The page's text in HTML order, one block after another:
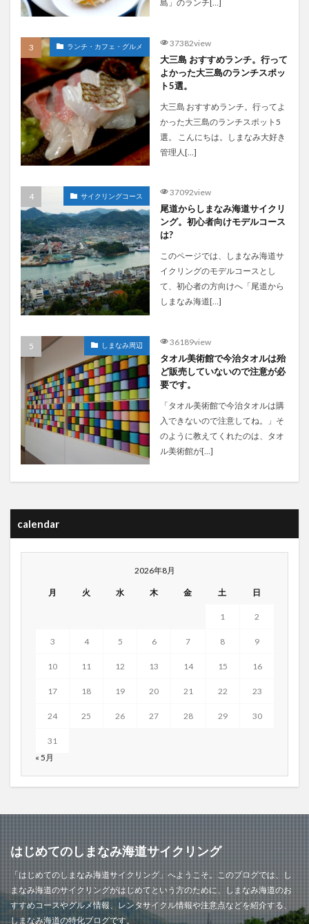
島」のランチ[…]
ランチ・カフェ・グルメ 37382view
大三島 おすすめランチ。行って
よかった大三島のランチスポッ
ト5選。
大三島 おすすめランチ。行ってよ
かった大三島のランチスポット5
選。 こんにちは。しまなみ大好き
管理人[…]
サイクリングコース 37092view
尾道からしまなみ海道サイクリ
ング。初心者向けモデルコース
は?
このページでは、しまなみ海道サ
イクリングのモデルコースとし
て、初心者の方向けへ「尾道から
しまなみ海道[…]
しまなみ周辺 36189view
タオル美術館で今治タオルは殆
ど販売していないので注意が必
要です。
「タオル美術館で今治タオルは購
入できないので注意してね。」そ
のように教えてくれたのは、タオ
ル美術館が[…]
calendar
2026年8月
月 火 水 木 金 土 日
1 2
3 4 5 6 7 8 9
10 11 12 13 14 15 16
17 18 19 20 21 22 23
24 25 26 27 28 29 30
31
« 5月
はじめてのしまなみ海道サイクリング
「はじめてのしまなみ海道サイクリング」へようこそ。このブログでは、し
まなみ海道のサイクリングがはじめてという方のために、しまなみ海道のお
すすめコースやグルメ情報、レンタサイクル情報や注意点などを紹介する、
しまなみ海道の特化ブログです。